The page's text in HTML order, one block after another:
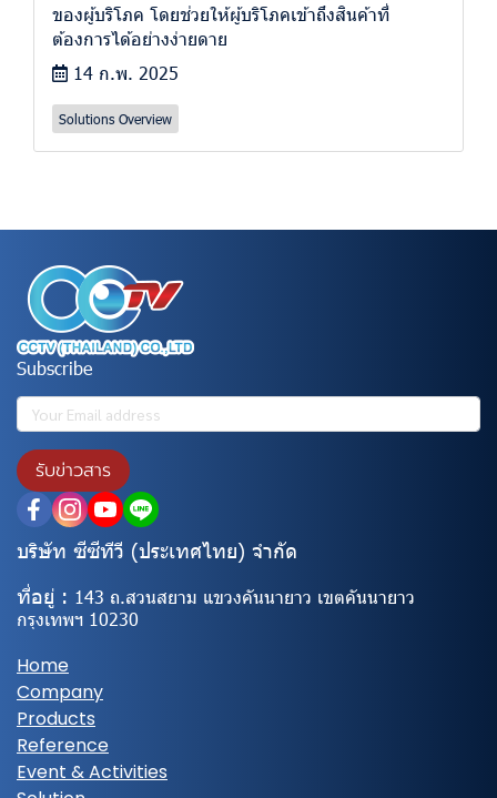
ของผู้บริโภค โดยช่วยให้ผู้บริโภคเข้าถึงสินค้าที่
ต้องการได้อย่างง่ายดาย
14 ก.พ. 2025
Solutions Overview
Subscribe
รับข่าวสาร
บริษัท ซีซีทีวี (ประเทศไทย) จํากัด
ที่อยู่ : 143 ถ.สวนสยาม แขวงคันนายาว เขตคันนายาว
กรุงเทพฯ 10230
Home
Company
Products
Reference
Event & Activities